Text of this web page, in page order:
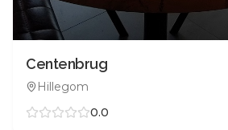
Centenbrug
Hillegom
0.0